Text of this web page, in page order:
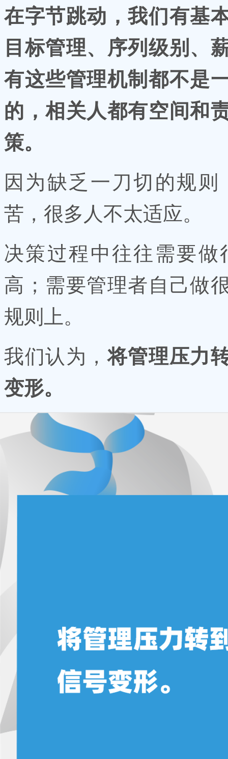
在字节跳动，我们有基
目标管理、序列级别、
有这些管理机制都不是
的，相关人都有空间和
策。
因为缺乏一刀切的规
苦，很多人不太适应。
决策过程中往往需要
高；需要管理者自己做
规则上。
我们认为，将管理压力
变形。